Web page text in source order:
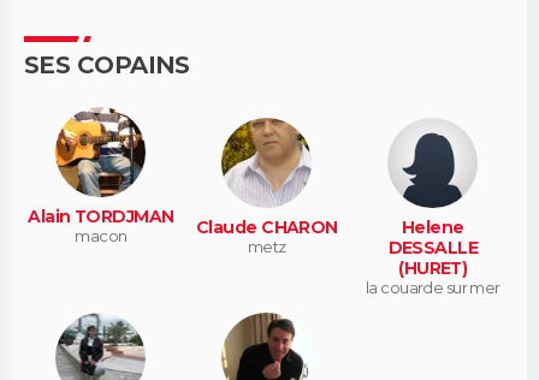
SES COPAINS
Alain TORDJMAN
macon Claude CHARON
metz
Helene
DESSALLE
(HURET)
la couarde sur mer